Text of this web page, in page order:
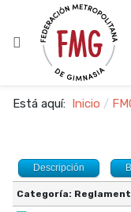
Está aquí: Inicio
Descripción
Categoría: